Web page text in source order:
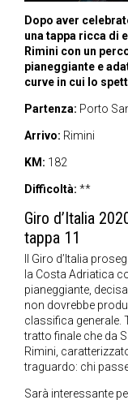
Dopo aver
una tappa ricca di
Rimini con un
pianeggiante e
curve in cui lo
Partenza: Porto
Arrivo: Rimini
KM: 182
Difficoltà: **
Giro d’Italia
tappa 11
Il Giro d’Italia
la Costa Adriatica
pianeggiante,
non dovrebbe
classifica generale.
tratto finale che da
Rimini,
traguardo: chi
Sarà interessante